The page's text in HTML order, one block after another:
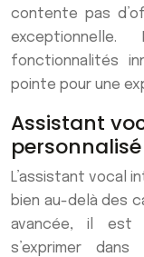
contente pas
fonctionnalités
pointe pour une
Assistant
personnalisé
L’assistant vocal
bien au-delà des
avancée, il est
s’exprimer